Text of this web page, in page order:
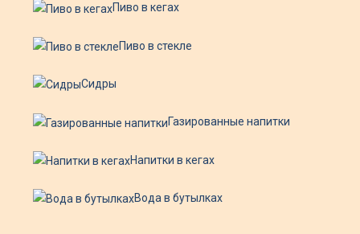
Пиво в кегах
Пиво в стекле
Сидры
Газированные напитки
Напитки в кегах
Вода в бутылках